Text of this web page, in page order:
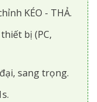
KÉO - THẢ.
bị (PC,
sang trọng.